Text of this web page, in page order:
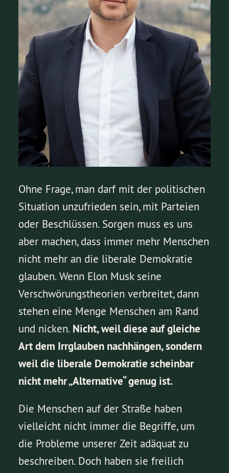
Ohne Frage, man darf mit der politischen
Situation unzufrieden sein, mit Parteien
oder Beschlüssen. Sorgen muss es uns
aber machen, dass immer mehr Menschen
nicht mehr an die liberale Demokratie
glauben. Wenn Elon Musk seine
Verschwörungstheorien verbreitet, dann
stehen eine Menge Menschen am Rand
und nicken. Nicht, weil diese auf gleiche
Art dem Irrglauben nachhängen, sondern
weil die liberale Demokratie scheinbar
nicht mehr „Alternative“ genug ist.
Die Menschen auf der Straße haben
vielleicht nicht immer die Begriffe, um
die Probleme unserer Zeit adäquat zu
beschreiben. Doch haben sie freilich